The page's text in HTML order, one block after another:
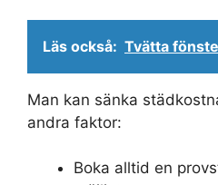
Läs också: Tvätta
Man kan sänka
andra faktor:
Boka alltid en